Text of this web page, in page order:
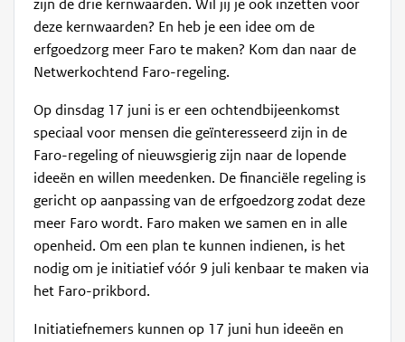
zijn de drie kernwaarden. Wil jij je ook inzetten voor
deze kernwaarden? En heb je een idee om de
erfgoedzorg meer Faro te maken? Kom dan naar de
Netwerkochtend Faro-regeling.
Op dinsdag 17 juni is er een ochtendbijeenkomst
speciaal voor mensen die geïnteresseerd zijn in de
Faro-regeling of nieuwsgierig zijn naar de lopende
ideeën en willen meedenken. De financiële regeling is
gericht op aanpassing van de erfgoedzorg zodat deze
meer Faro wordt. Faro maken we samen en in alle
openheid. Om een plan te kunnen indienen, is het
nodig om je initiatief vóór 9 juli kenbaar te maken via
het Faro-prikbord.
Initiatiefnemers kunnen op 17 juni hun ideeën en